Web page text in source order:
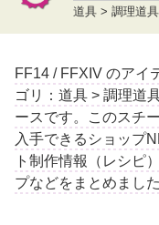
道具 > 調理道具
FF14 / FFXIV のアイ
ゴリ：道具 > 調理道
ースです。このスチ
入手できるショップ
ト制作情報（レシピ
プなどをまとめました